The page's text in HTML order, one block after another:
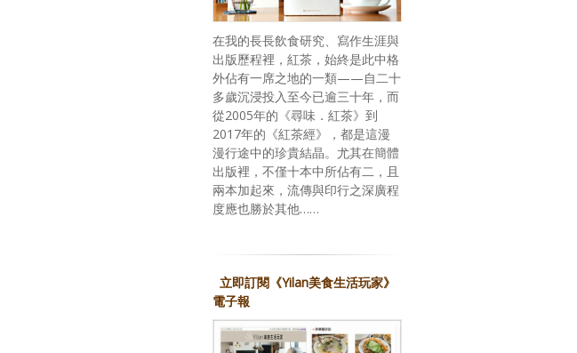
在我的長長飲食研究、寫作生涯與
出版歷程裡，紅茶，始終是此中格
外佔有一席之地的一類——自二十
多歲沉浸投入至今已逾三十年，而
從2005年的《尋味．紅茶》到
2017年的《紅茶經》，都是這漫
漫行途中的珍貴結晶。尤其在簡體
出版裡，不僅十本中所佔有二，且
兩本加起來，流傳與印行之深廣程
度應也勝於其他……
立即訂閱《Yilan美食生活玩家》
電子報